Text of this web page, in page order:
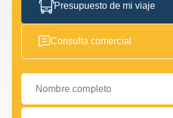
Presupuesto de mi viaje
Consulta comercial
Nombre completo
Tu correo electrónico